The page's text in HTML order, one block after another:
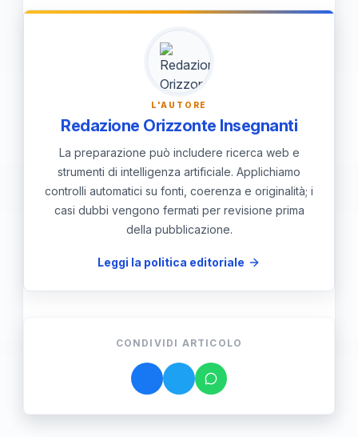
fiducia in cui tutti i partecipanti si sentano
liberi di esprimere emozioni e pensieri
senza paura di giudizi.
L'AUTORE
Redazione Orizzonte Insegnanti
La preparazione può includere ricerca web e
strumenti di intelligenza artificiale. Applichiamo
controlli automatici su fonti, coerenza e originalità; i
casi dubbi vengono fermati per revisione prima
della pubblicazione.
Leggi la politica editoriale
CONDIVIDI ARTICOLO